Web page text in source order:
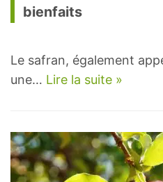
bienfaits
Le safran, également
une… Lire la suite »